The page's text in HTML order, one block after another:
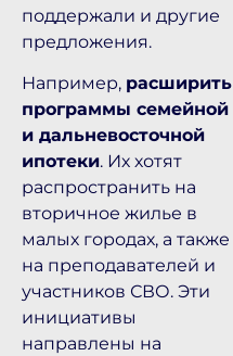
поддержали и другие
предложения.
Например, расширить
программы семейной
и дальневосточной
ипотеки. Их хотят
распространить на
вторичное жилье в
малых городах, а также
на преподавателей и
участников СВО. Эти
инициативы
направлены на